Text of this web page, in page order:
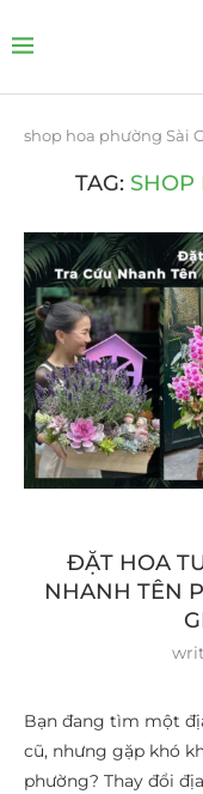
shop hoa phường Sài
TAG: SHOP
ĐẶT HOA
NHANH TÊN
Bạn đang tìm một
cũ, nhưng gặp khó
phường? Thay đổi